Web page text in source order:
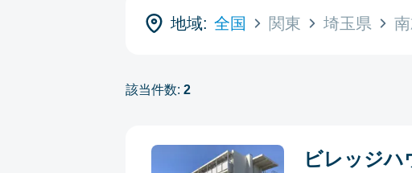
地域: 全国 関東 埼玉県
該当件数: 2
ビレッジハ